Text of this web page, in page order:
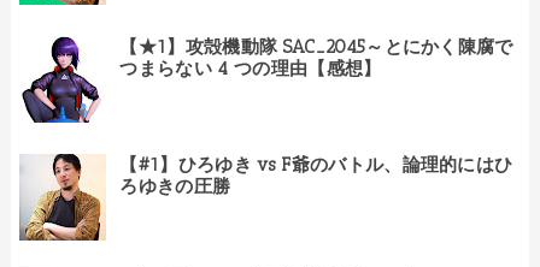
【★1】攻殻機動隊 SAC_2045～とにかく陳腐で
つまらない 4 つの理由【感想】
【#1】ひろゆき vs F爺のバトル、論理的にはひ
ろゆきの圧勝